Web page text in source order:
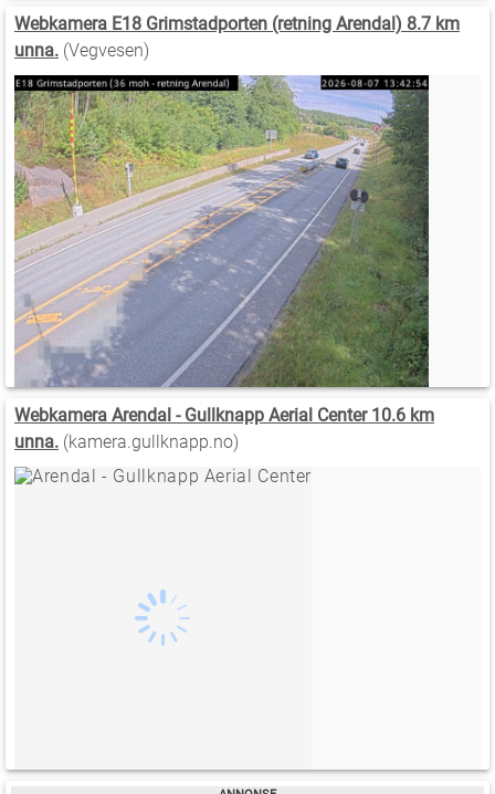
Webkamera E18 Grimstadporten (retning Arendal) 8.7 km
unna. (Vegvesen)
Webkamera Arendal - Gullknapp Aerial Center 10.6 km
unna. (kamera.gullknapp.no)